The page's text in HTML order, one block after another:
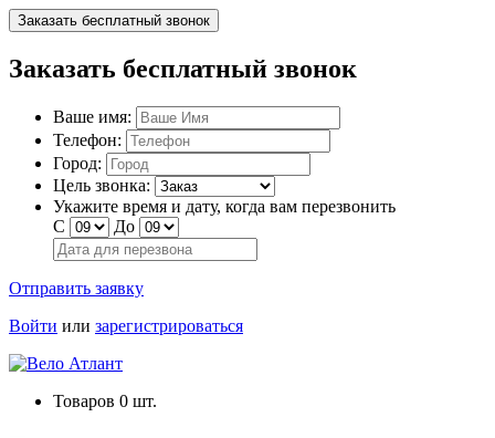
Заказать бесплатный звонок
Заказать бесплатный звонок
Ваше имя:
Телефон:
Город:
Цель звонка:
Укажите время и дату, когда вам перезвонить
С
До
Отправить заявку
Войти или зарегистрироваться
Товаров 0 шт.